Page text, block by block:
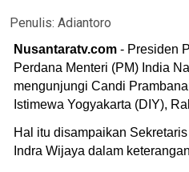
Penulis: Adiantoro
Nusantaratv.com - Presiden
Perdana Menteri (PM) India
mengunjungi Candi
Istimewa Yogyakarta (DIY),
Hal itu disampaikan
Indra Wijaya dalam